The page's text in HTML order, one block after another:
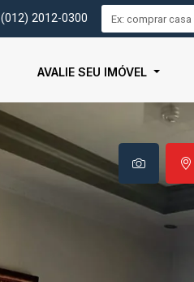
(012) 2012-0300
AVALIE SEU IMÓVEL